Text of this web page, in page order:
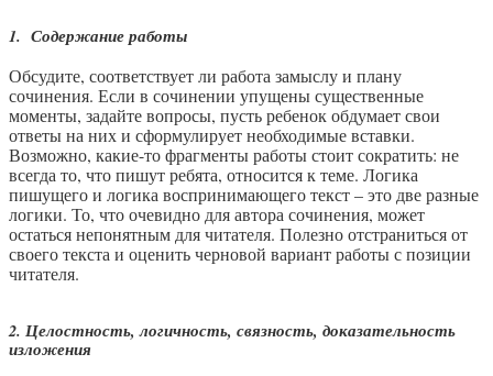
1. Содержание работы
Обсудите, соответствует ли работа замыслу и плану
сочинения. Если в сочинении упущены существенные
моменты, задайте вопросы, пусть ребенок обдумает свои
ответы на них и сформулирует необходимые вставки.
Возможно, какие-то фрагменты работы стоит сократить: не
всегда то, что пишут ребята, относится к теме. Логика
пишущего и логика воспринимающего текст – это две разные
логики. То, что очевидно для автора сочинения, может
остаться непонятным для читателя. Полезно отстраниться от
своего текста и оценить черновой вариант работы с позиции
читателя.
2. Целостность, логичность, связность, доказательность
изложения